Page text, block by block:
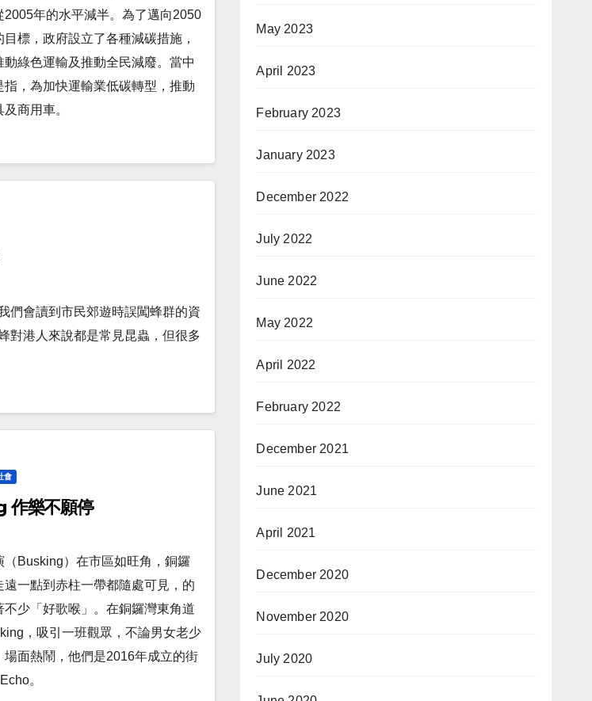
2005年的水平減半。為了邁向2050
標，政府設立了各種減碳措施，
綠色運輸及推動全民減廢。當中
指，為加快運輸業低碳轉型，推動
商用車。
們會讀到市民郊遊時誤闖蜂群的資
對港人來說都是常見昆蟲，但很多
會
樂不願停
（Busking）在市區如旺角，銅鑼
遠一點到赤柱一帶都隨處可見，的
不少「好歌喉」。在銅鑼灣東角道
，吸引一班觀眾，不論男女老少
場面熱鬧，他們是2016年成立的街
。
May 2023
April 2023
February 2023
January 2023
December 2022
July 2022
June 2022
May 2022
April 2022
February 2022
December 2021
June 2021
April 2021
December 2020
November 2020
July 2020